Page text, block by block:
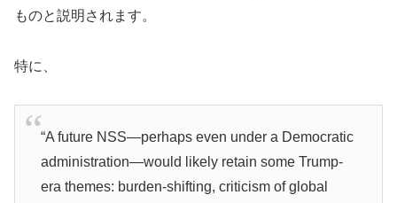
ものと説明されます。
特に、
“A future NSS—perhaps even under a Democratic
administration—would likely retain some Trump-
era themes: burden-shifting, criticism of global